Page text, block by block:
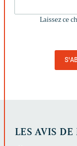
Laissez ce
LES AVIS DE